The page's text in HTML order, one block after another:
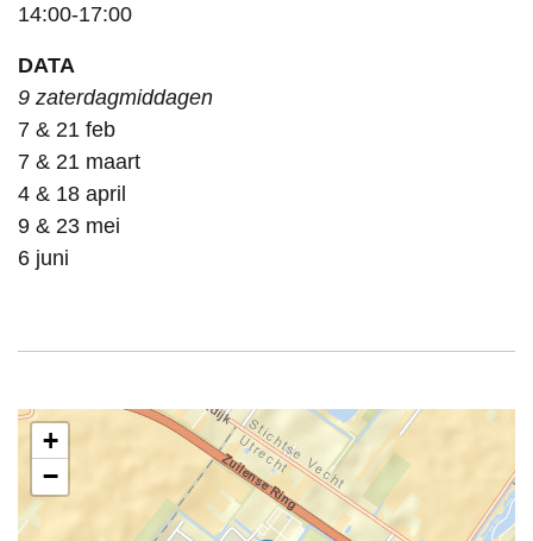
14:00-17:00
DATA
9 zaterdagmiddagen
7 & 21 feb
7 & 21 maart
4 & 18 april
9 & 23 mei
6 juni
+
−